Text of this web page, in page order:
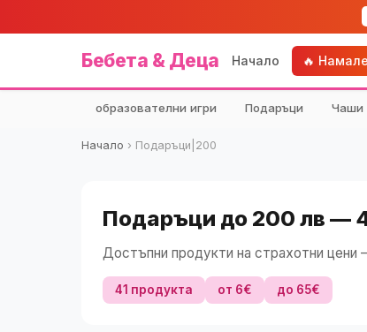
Бебета & Деца Начало 🔥
образователни игри Подаръци Чаши
Начало › Подаръци|200
Подаръци до 200 лв —
Достъпни продукти на страхотни цени
41 продукта от 6€ до 65€